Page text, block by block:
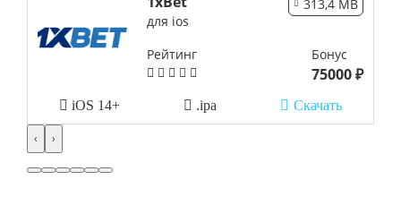
313,4 MB
для ios
Рейтинг
Бонус
75000 ₽
iOS 14+ .ipa Скачать
‹ ›